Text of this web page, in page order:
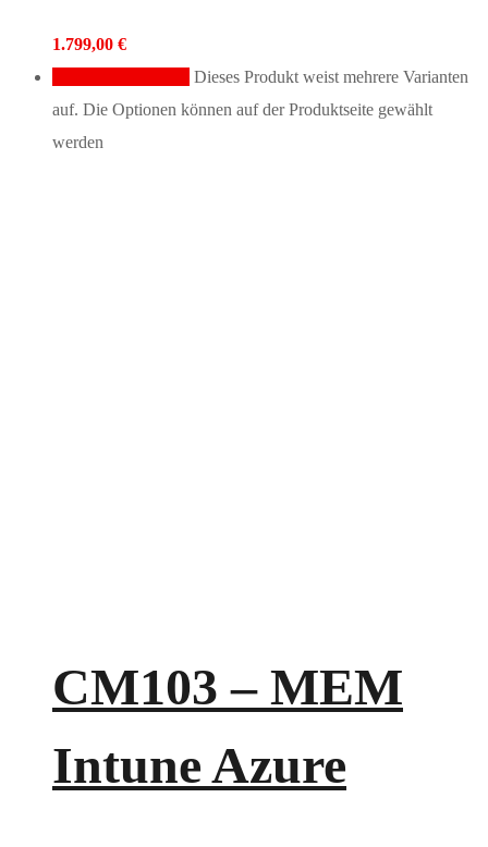
1.799,00 €
Dieses Produkt weist mehrere Varianten
auf. Die Optionen können auf der Produktseite gewählt
werden
CM103 – MEM
Intune Azure